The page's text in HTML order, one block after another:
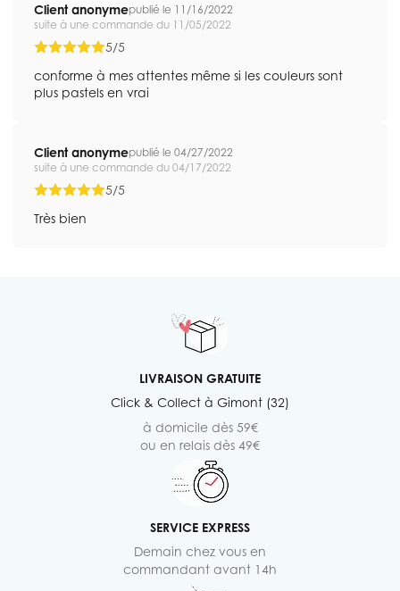
Client anonymepublié le 11/16/2022
suite à une commande du 11/05/2022
5/5
conforme à mes attentes même si les couleurs sont
plus pastels en vrai
Client anonymepublié le 04/27/2022
suite à une commande du 04/17/2022
5/5
Très bien
LIVRAISON GRATUITE
Click & Collect à Gimont (32)
à domicile dès 59€
ou en relais dès 49€
SERVICE EXPRESS
Demain chez vous en
commandant avant 14h